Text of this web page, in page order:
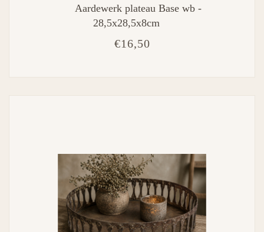
Aardewerk plateau Base wb -
28,5x28,5x8cm
€16,50